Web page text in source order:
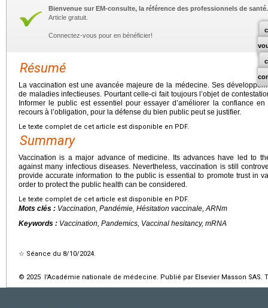
Bienvenue sur EM-consulte, la référence des professionnels de santé.
Article gratuit.
Connectez-vous pour en bénéficier!
Résumé
La vaccination est une avancée majeure de la médecine. Ses
de maladies infectieuses. Pourtant celle-ci fait toujours l’objet de
Informer le public est essentiel pour essayer d’améliorer la confiance
recours à l’obligation, pour la défense du bien public peut se justifier.
Le texte complet de cet article est disponible en PDF.
Summary
Vaccination is a major advance of medicine. Its advances have led to
against many infectious diseases. Nevertheless, vaccination is still
provide accurate information to the public is essential to promote trust in
order to protect the public health can be considered.
Le texte complet de cet article est disponible en PDF.
Mots clés : Vaccination, Pandémie, Hésitation vaccinale, ARNm
Keywords : Vaccination, Pandemics, Vaccinal hesitancy, mRNA
☆ Séance du 8/10/2024.
© 2025 l'Académie nationale de médecine. Publié par Elsevier Masson SAS.